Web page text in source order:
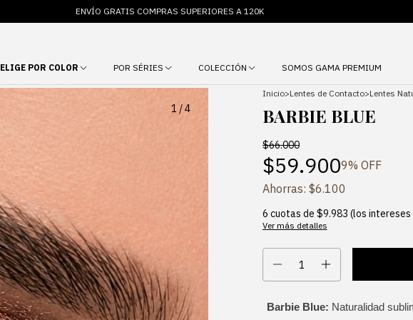
ENVÍO GRATIS COMPRAS SUPERIORES A 120K
ELIGE POR COLOR POR SÉRIES COLECCIÓN SOMOS GAMA PREMIUM
1 /4
Inicio>Lentes de Contacto>Lentes
BARBIE BLUE
$66.000
$59.9009% OFF
Ahorras: $6.100
6 cuotas de $9.983 (los
Ver más detalles
Barbie Blue: Naturalidad